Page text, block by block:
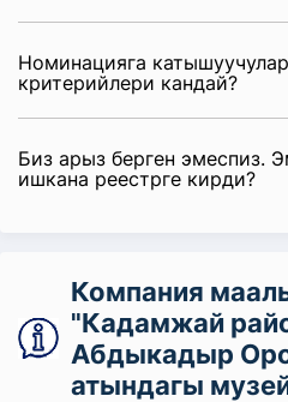
Номинацияга
критерийлери кандай?
Биз арыз берген эмеспиз.
ишкана реестрге кирди?
Компания
"Кадамжай
Абдыкадыр
атындагы